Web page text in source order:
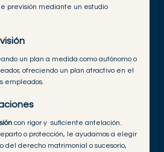
previsión mediante un estudio
un plan a medida como autónomo o
ofreciendo un plan atractivo en el
empleados.
con rigor y suficiente antelación.
o protección, le ayudamos a elegir
del derecho matrimonial o sucesorio,